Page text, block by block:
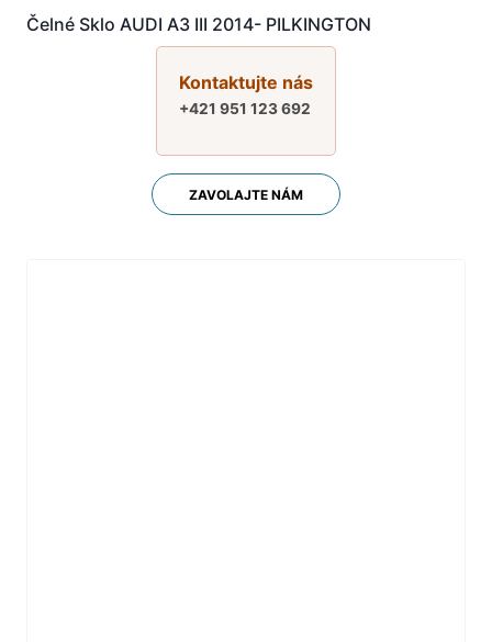
Čelné Sklo AUDI A3 III 2014- PILKINGTON
Kontaktujte nás
+421 951 123 692
ZAVOLAJTE NÁM